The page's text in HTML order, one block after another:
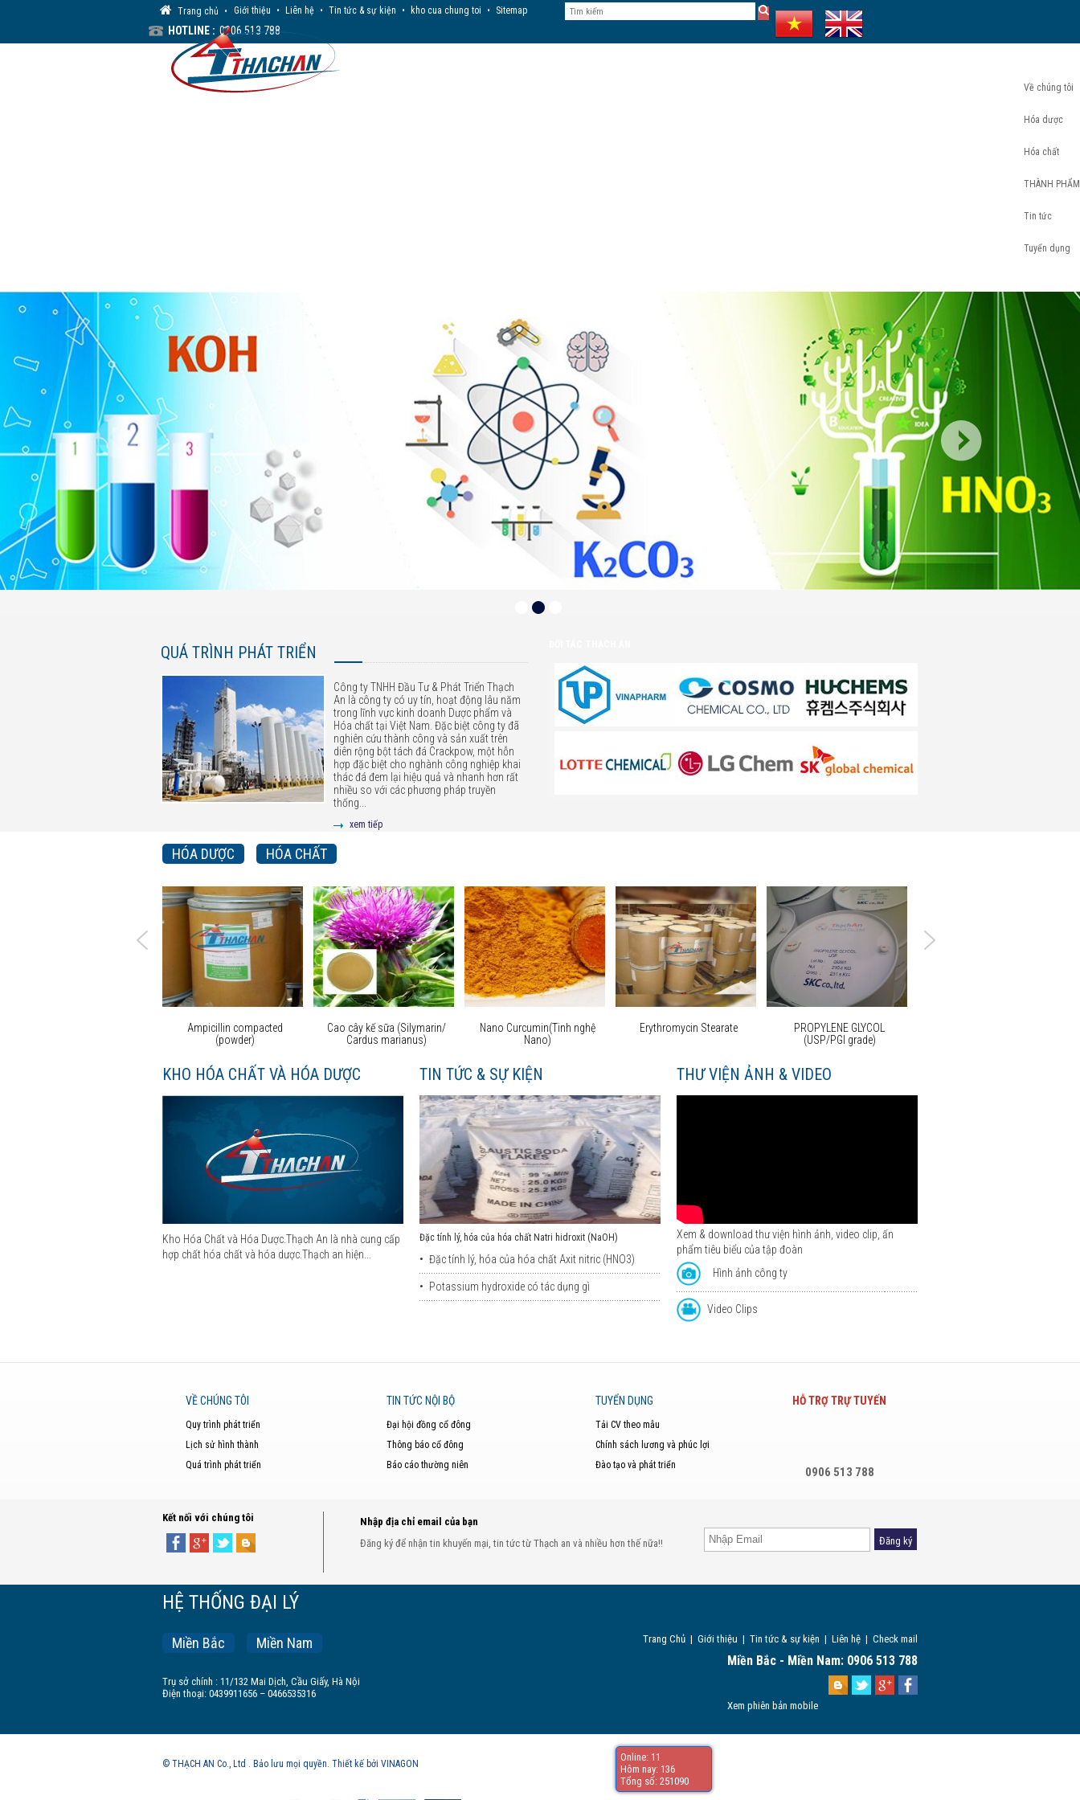
Trang chủ • Giới thiệu • Liên hệ • Tin tức & sự kiện • kho cua chung toi • Sitemap
HOTLINE : 0906 513 788
Về chúng tôi
Hóa dược
Hóa chất
THÀNH PHẨM
Tin tức
Tuyển dụng
QUÁ TRÌNH PHÁT TRIỂN
Công ty TNHH Đầu Tư & Phát Triển Thạch
An là công ty có uy tín, hoạt động lâu năm
trong lĩnh vực kinh doanh Dược phẩm và
Hóa chất tại Việt Nam. Đặc biệt công ty đã
nghiên cứu thành công và sản xuất trên
diên rộng bột tách đá Crackpow, một hỗn
hợp đặc biệt cho nghành công nghiệp khai
thác đá đem lại hiệu quả và nhanh hơn rất
nhiều so với các phương pháp truyền
thống...
xem tiếp
HÓA DƯỢC HÓA CHẤT
Ampicillin compacted
(powder)
Cao cây kế sữa (Silymarin/
Cardus marianus)
Nano Curcumin(Tinh nghệ
Nano)
Erythromycin Stearate
PROPYLENE GLYCOL
(USP/PGI grade)
KHO HÓA CHẤT VÀ HÓA DƯỢC
Kho Hóa Chất và Hóa Dược.Thạch An là nhà cung cấp
hợp chất hóa chất và hóa dược.Thạch an hiện...
TIN TỨC & SỰ KIỆN
Đặc tính lý, hóa của hóa chất Natri hidroxit (NaOH)
• Đặc tính lý, hóa của hóa chất Axit nitric (HNO3)
• Potassium hydroxide có tác dụng gì
THƯ VIỆN ẢNH & VIDEO
Xem & download thư viện hình ảnh, video clip, ấn
phẩm tiêu biểu của tập đoàn
Hình ảnh công ty
Video Clips
VỀ CHÚNG TÔI
Quy trình phát triển
Lịch sử hình thành
Quá trình phát triển
TIN TỨC NỘI BỘ
Đại hội đồng cổ đông
Thông báo cổ đông
Báo cáo thường niên
TUYỂN DỤNG
Tải CV theo mẫu
Chính sách lương và phúc lợi
Đào tạo và phát triển
HỖ TRỢ TRỰ TUYẾN
0906 513 788
Kết nối với chúng tôi
Nhập địa chỉ email của bạn
Đăng ký để nhận tin khuyến mại, tin tức từ Thạch an và nhiều hơn thế nữa!!
Đăng ký
HỆ THỐNG ĐẠI LÝ
Miền Bắc Miền Nam
Trụ sở chính : 11/132 Mai Dịch, Cầu Giấy, Hà Nội
Điện thoại: 0439911656 – 0466535316
Trang Chủ | Giới thiệu | Tin tức & sự kiện | Liên hệ | Check mail
Miền Bắc - Miền Nam: 0906 513 788
Xem phiên bản mobile
© THẠCH AN Co., Ltd . Bảo lưu mọi quyền. Thiết kế bởi VINAGON
Online: 11
Hôm nay: 136
Tổng số: 251090